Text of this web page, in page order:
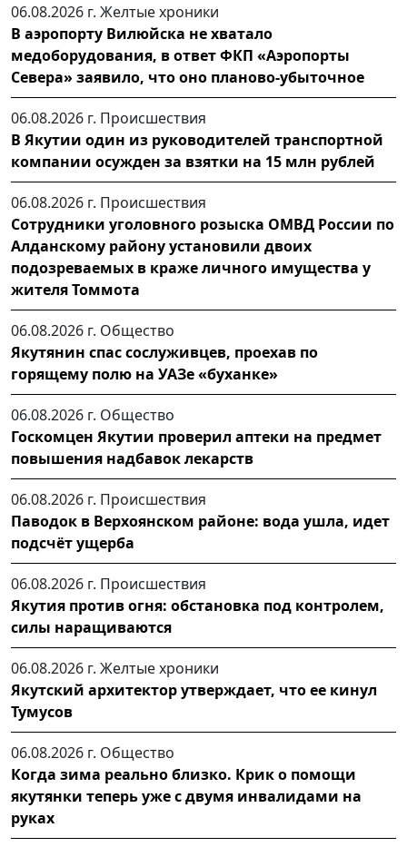
06.08.2026 г. Желтые хроники
В аэропорту Вилюйска не хватало
медоборудования, в ответ ФКП «Аэропорты
Севера» заявило, что оно планово-убыточное
06.08.2026 г. Происшествия
В Якутии один из руководителей транспортной
компании осужден за взятки на 15 млн рублей
06.08.2026 г. Происшествия
Сотрудники уголовного розыска ОМВД России по
Алданскому району установили двоих
подозреваемых в краже личного имущества у
жителя Томмота
06.08.2026 г. Общество
Якутянин спас сослуживцев, проехав по
горящему полю на УАЗе «буханке»
06.08.2026 г. Общество
Госкомцен Якутии проверил аптеки на предмет
повышения надбавок лекарств
06.08.2026 г. Происшествия
Паводок в Верхоянском районе: вода ушла, идет
подсчёт ущерба
06.08.2026 г. Происшествия
Якутия против огня: обстановка под контролем,
силы наращиваются
06.08.2026 г. Желтые хроники
Якутский архитектор утверждает, что ее кинул
Тумусов
06.08.2026 г. Общество
Когда зима реально близко. Крик о помощи
якутянки теперь уже с двумя инвалидами на
руках